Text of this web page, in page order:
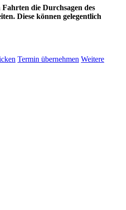
die Durchsagen des
Diese können gelegentlich
Termin übernehmen Weitere